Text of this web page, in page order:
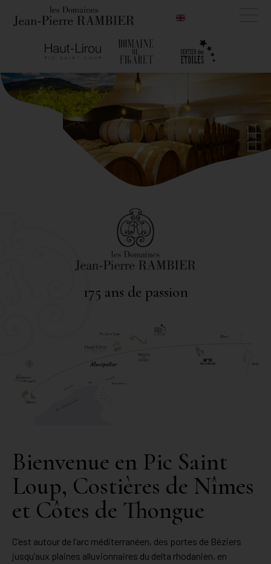
175 ans de passion
Bienvenue en Pic Saint
Loup, Costières de Nîmes
et Côtes de Thongue
C’est autour de l’arc méditerranéen, des portes de Béziers
jusqu’aux plaines alluvionnaires du delta rhodanien, en